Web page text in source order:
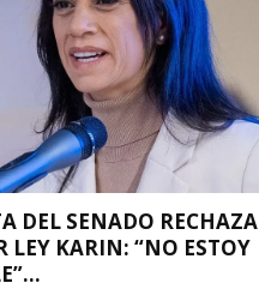
DEL SENADO RECHAZA
LEY KARIN: “NO ESTOY